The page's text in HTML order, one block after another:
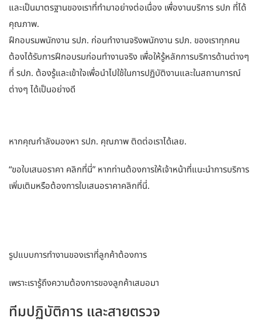
และเป็นมาตรฐานของเราที่ทำมาอย่างต่อเนื่อง เพื่องานบริการ รปภ ที่ได้
คุณภาพ.
ฝึกอบรมพนักงาน รปภ. ก่อนทำงานจริงพนักงาน รปภ. ของเราทุกคน
ต้องได้รับการฝึกอบรมก่อนทำงานจริง เพื่อให้รู้หลักการบริการด้านต่างๆ
ที่ รปภ. ต้องรู้และเข้าใจเพื่อนำไปใช้ในการปฏิบัติงานและในสถานการณ์
ต่างๆ ได้เป็นอย่างดี
หากคุณกำลังมองหา รปภ. คุณภาพ ติดต่อเราได้เลย.
“ขอใบเสนอราคา คลิกที่นี่” หากท่านต้องการให้เจ้าหน้าที่แนะนำการบริการ
เพิ่มเติมหรือต้องการใบเสนอราคาคลิกที่นี่.
รูปแบบการทำงานของเราที่ลูกค้าต้องการ
เพราะเรารู้ถึงความต้องการของลูกค้าเสมอมา
ทีมปฏิบัติการ และสายตรวจ